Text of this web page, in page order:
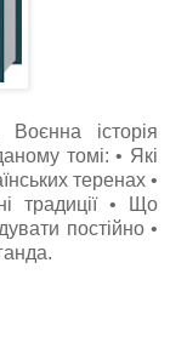
історія
томі: • Які
теренах •
традиції • Що
постійно •